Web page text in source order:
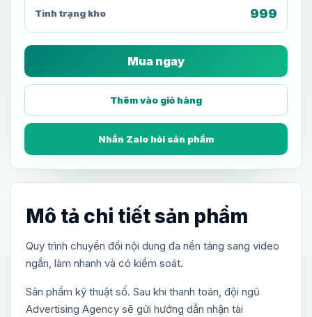
Tình trạng kho 999
Mua ngay
Thêm vào giỏ hàng
Nhắn Zalo hỏi sản phẩm
Mô tả chi tiết sản phẩm
Quy trình chuyển đổi nội dung đa nền tảng sang video
ngắn, làm nhanh và có kiểm soát.
Sản phẩm kỹ thuật số. Sau khi thanh toán, đội ngũ
Advertising Agency sẽ gửi hướng dẫn nhận tài